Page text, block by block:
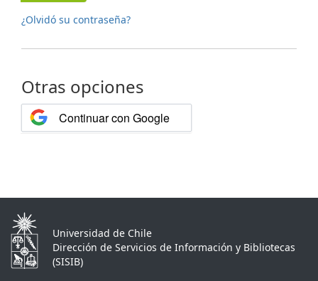
¿Olvidó su contraseña?
Otras opciones
Continuar con Google
Universidad de Chile
Dirección de Servicios de Información y Bibliotecas
(SISIB)